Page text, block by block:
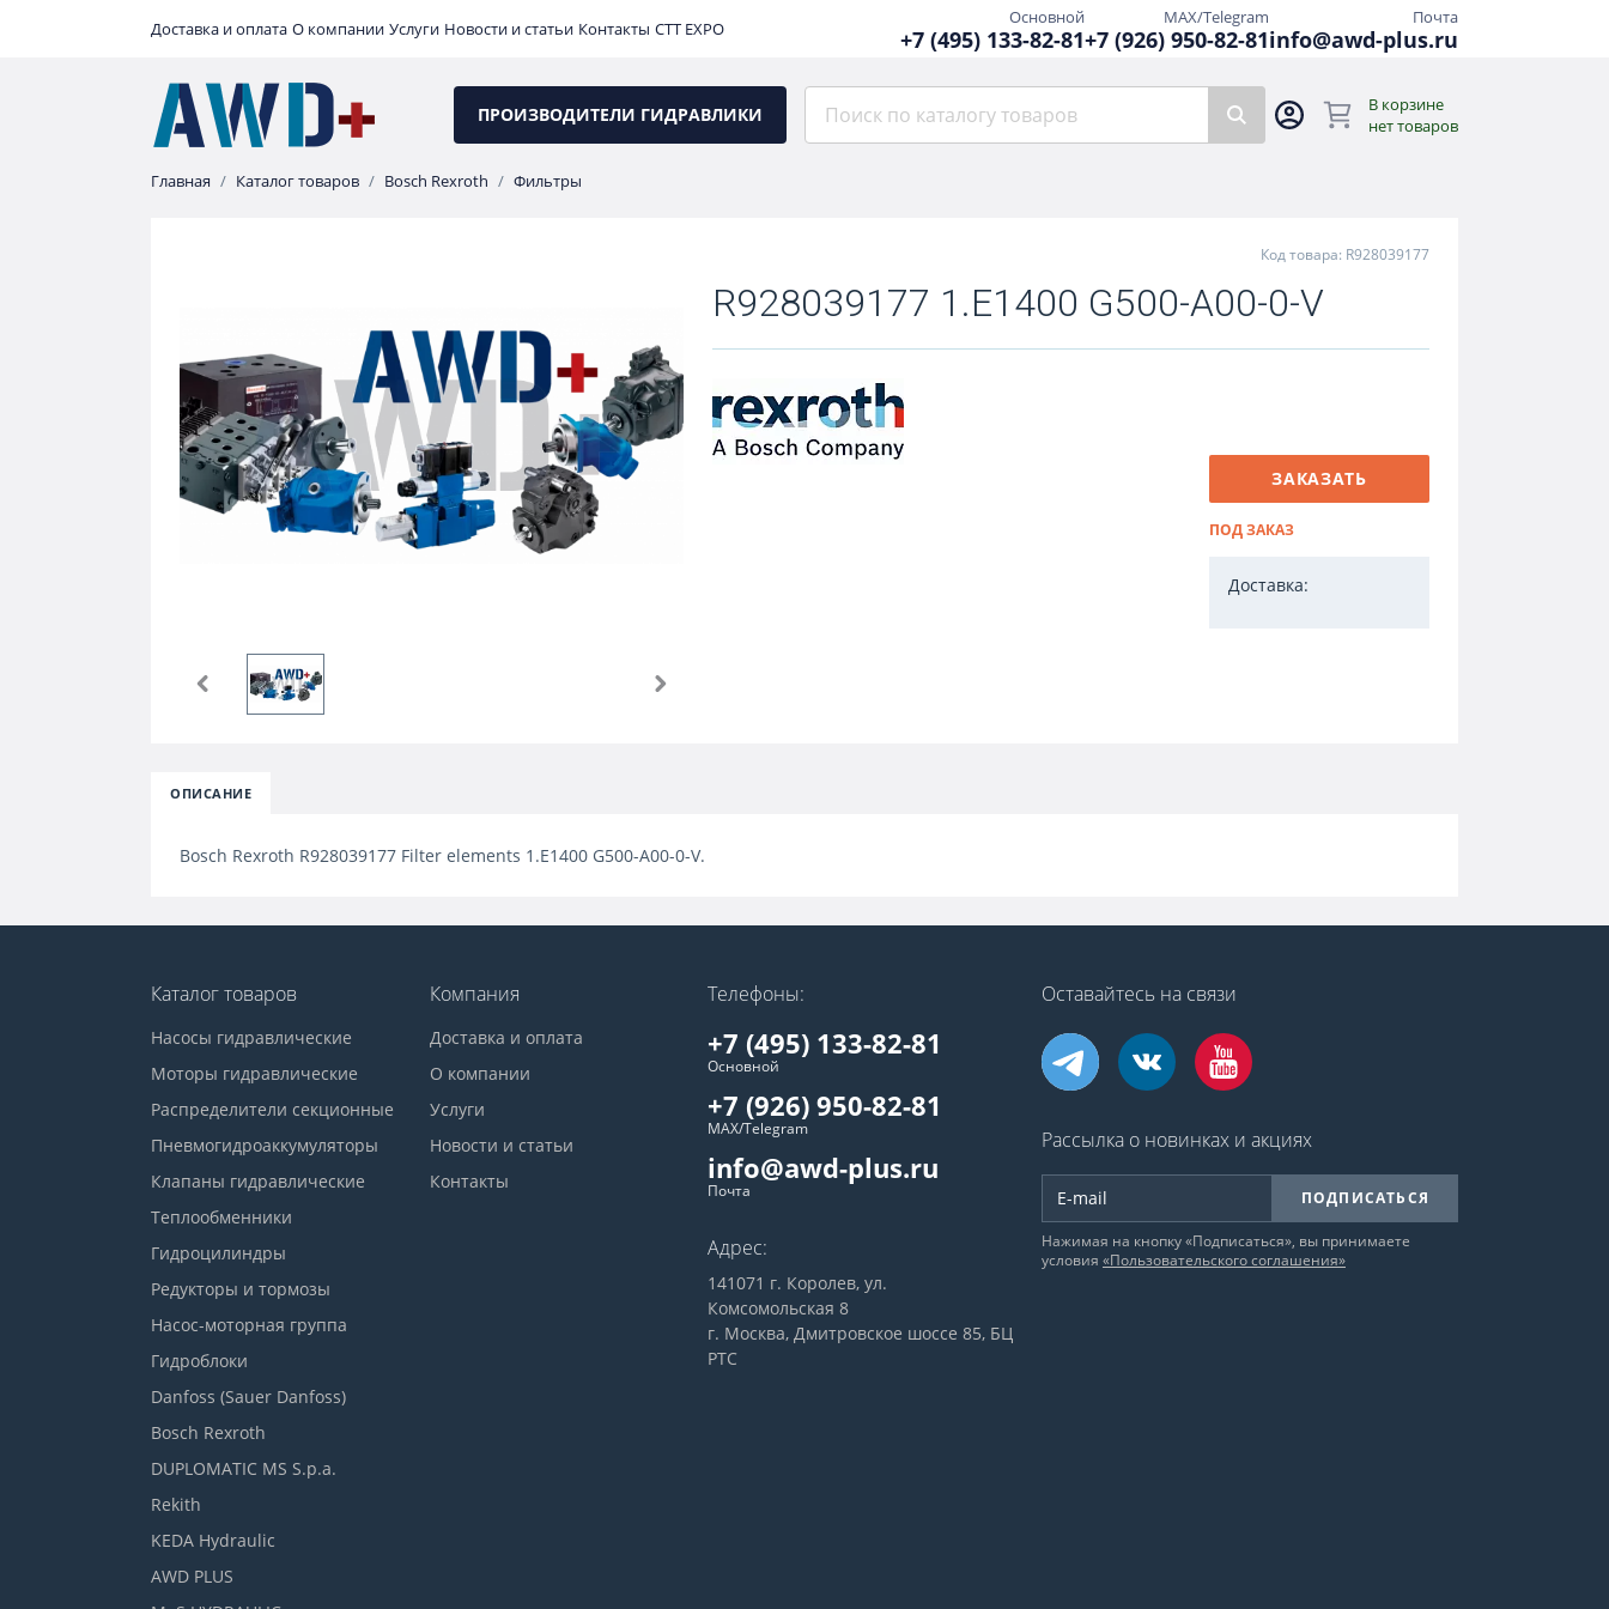
Доставка и оплата О компании Услуги Новости и статьи Контакты CTT EXPO +7 (495) 133-82-81
Основной
+7 (926) 950-82-81
MAX/Telegram
info@awd-plus.ru
Почта
ПРОИЗВОДИТЕЛИ ГИДРАВЛИКИ
В корзине
нет товаров
Главная Каталог товаров Bosch Rexroth Фильтры
Код товара: R928039177
R928039177 1.E1400 G500-A00-0-V
ЗАКАЗАТЬ
ПОД ЗАКАЗ
Доставка:
ОПИСАНИЕ
Bosch Rexroth R928039177 Filter elements 1.E1400 G500-A00-0-V.
Каталог товаров
Насосы гидравлические
Моторы гидравлические
Распределители секционные
Пневмогидроаккумуляторы
Клапаны гидравлические
Теплообменники
Гидроцилиндры
Редукторы и тормозы
Насос-моторная группа
Гидроблоки
Danfoss (Sauer Danfoss)
Bosch Rexroth
DUPLOMATIC MS S.p.a.
Rekith
KEDA Hydraulic
AWD PLUS
Компания
Доставка и оплата
О компании
Услуги
Новости и статьи
Контакты
Телефоны:
+7 (495) 133-82-81
Основной
+7 (926) 950-82-81
MAX/Telegram
info@awd-plus.ru
Почта
Адрес:
141071 г. Королев, ул.
Комсомольская 8
г. Москва, Дмитровское шоссе 85, БЦ
РТС
Оставайтесь на связи
Рассылка о новинках и акциях
ПОДПИСАТЬСЯ
Нажимая на кнопку «Подписаться», вы принимаете
условия «Пользовательского соглашения»